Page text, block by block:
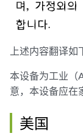
上述内容翻译如
本设备为工业（
意，本设备应在
美国